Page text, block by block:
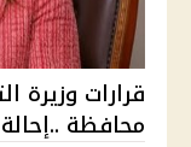
محافظة ..إحالة 81 حالة للنيابات...